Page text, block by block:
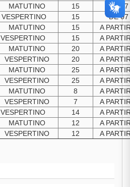
MATUTINO 15
DE 07
VESPERTINO 15
DE 07
MATUTINO 15
A
VESPERTINO 15
A
MATUTINO 20
A
VESPERTINO 20
A
MATUTINO 25
A
VESPERTINO 25
A
MATUTINO 8
A
VESPERTINO 7
A
VESPERTINO 14
A
MATUTINO 12
A
VESPERTINO 12 A